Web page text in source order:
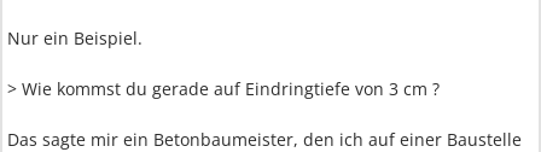
Nur ein Beispiel.
> Wie kommst du gerade auf Eindringtiefe von 3 cm ?
Das sagte mir ein Betonbaumeister, den ich auf einer Baustelle